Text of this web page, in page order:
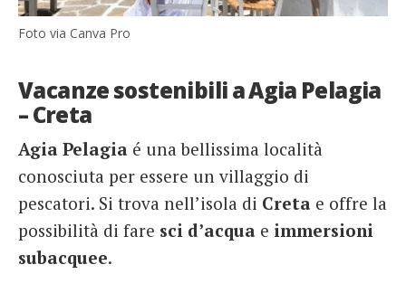
Foto via Canva Pro
Vacanze sostenibili a Agia Pelagia
– Creta
Agia Pelagia é una bellissima località
conosciuta per essere un villaggio di
pescatori. Si trova nell’isola di Creta e offre la
possibilità di fare sci d’acqua e immersioni
subacquee.